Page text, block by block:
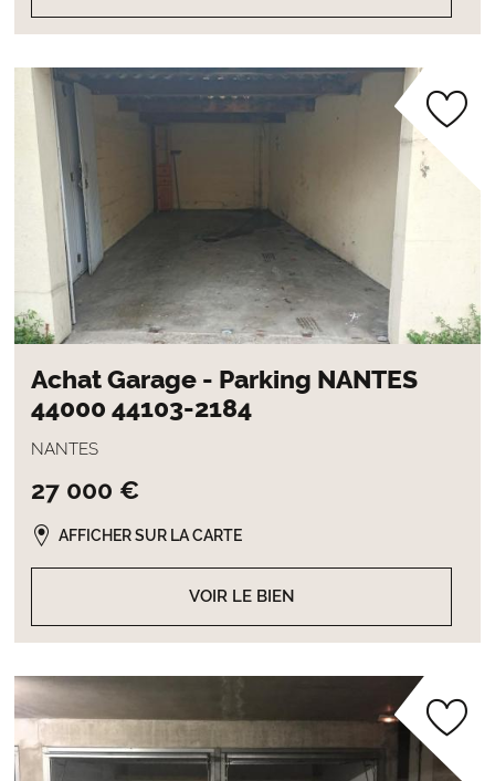
Achat Garage - Parking NANTES
44000 44103-2184
NANTES
27 000 €
VOIR LE BIEN
AFFICHER SUR LA CARTE